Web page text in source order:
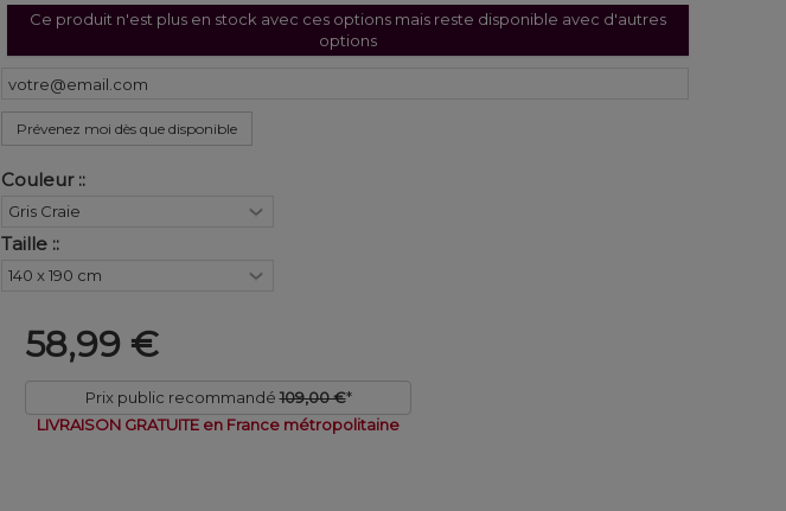
Ce produit n'est plus en stock avec ces options mais reste disponible avec d'autres
options
Prévenez moi dès que disponible
Couleur ::
Taille ::
58,99 €
Prix public recommandé 109,00 €*
LIVRAISON GRATUITE en France métropolitaine